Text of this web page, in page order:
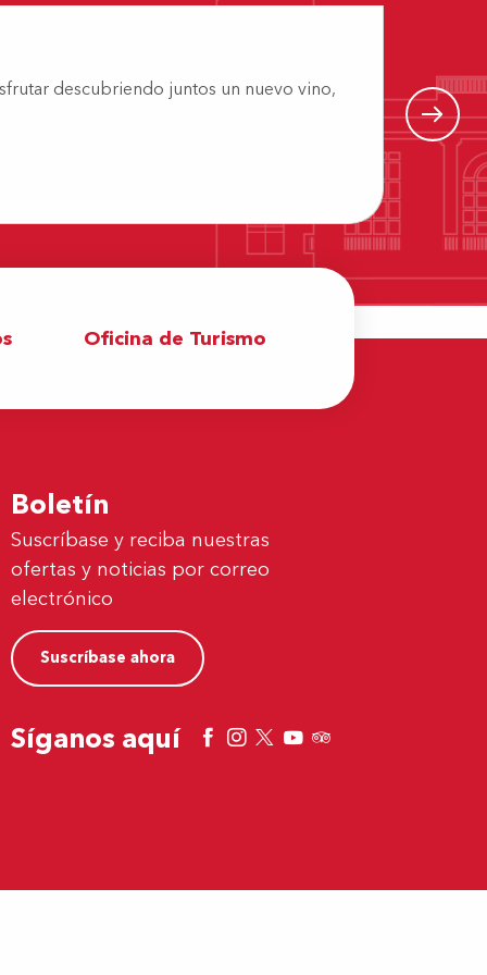
descubriendo juntos un nuevo vino,
Oficina de Turismo
Boletín
Suscríbase y reciba nuestras
ofertas y noticias por correo
electrónico
Suscríbase ahora
Síganos aquí